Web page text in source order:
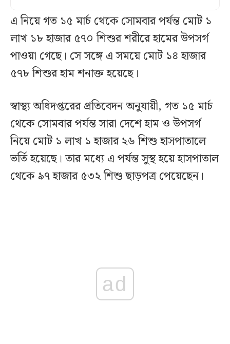
এ নিয়ে গত ১৫ মার্চ থেকে সোমবার পর্যন্ত মোট ১
লাখ ১৮ হাজার ৫৭০ শিশুর শরীরে হামের উপসর্গ
পাওয়া গেছে। সে সঙ্গে এ সময়ে মোট ১৪ হাজার
৫৭৮ শিশুর হাম শনাক্ত হয়েছে।
স্বাস্থ্য অধিদপ্তরের প্রতিবেদন অনুযায়ী, গত ১৫ মার্চ
থেকে সোমবার পর্যন্ত সারা দেশে হাম ও উপসর্গ
নিয়ে মোট ১ লাখ ১ হাজার ২৬ শিশু হাসপাতালে
ভর্তি হয়েছে। তার মধ্যে এ পর্যন্ত সুস্থ হয়ে হাসপাতাল
থেকে ৯৭ হাজার ৫৩২ শিশু ছাড়পত্র পেয়েছেন।
ad